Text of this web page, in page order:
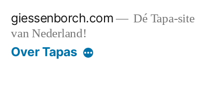
naar
giessenborch.com
Dé Tapa-site
van Nederland!
Over Tapas